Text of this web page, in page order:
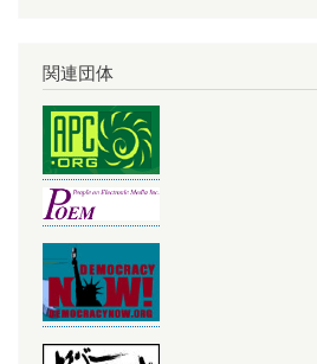
関連団体